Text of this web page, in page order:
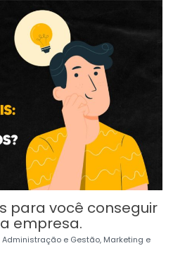
para você conseguir
empresa.
Administração e Gestão, Marketing e